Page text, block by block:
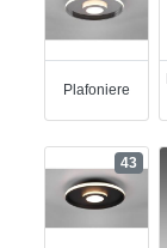
Plafoniere
43